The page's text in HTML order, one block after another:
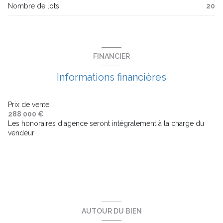
visiophone
interphone
accès handicapé
Nombre de lots 20
FINANCIER
Informations financières
Prix de vente
288 000 €
Les honoraires d'agence seront intégralement à la charge du
vendeur
AUTOUR DU BIEN